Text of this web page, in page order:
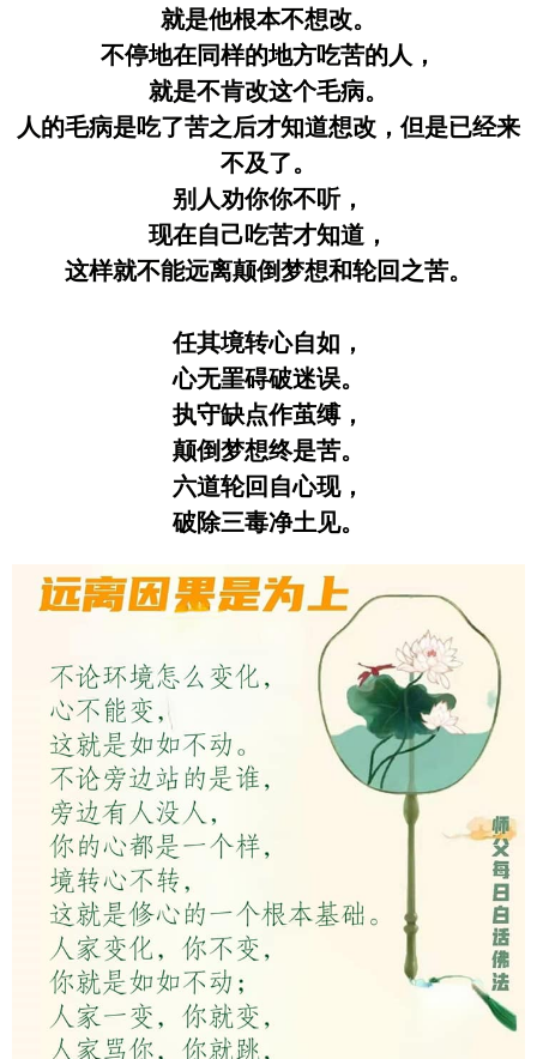
就是他根本不想改。
不停地在同样的地方吃苦的人，
就是不肯改这个毛病。
人的毛病是吃了苦之后才知道想改，但是已经来
不及了。
别人劝你你不听，
现在自己吃苦才知道，
这样就不能远离颠倒梦想和轮回之苦。
任其境转心自如，
心无罣碍破迷误。
执守缺点作茧缚，
颠倒梦想终是苦。
六道轮回自心现，
破除三毒净土见。